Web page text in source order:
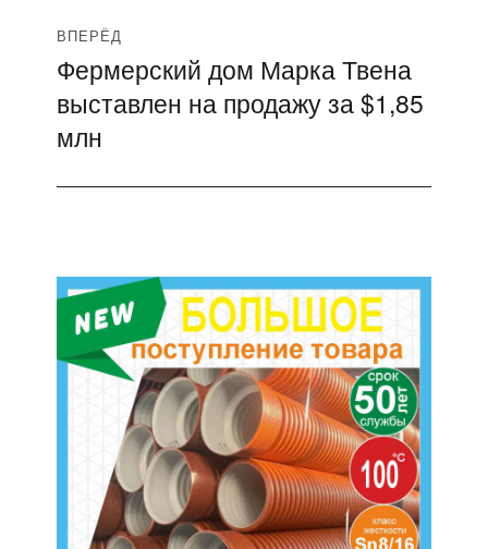
ВПЕРЁД
Следующая
запись:
Фермерский дом Марка Твена
выставлен на продажу за $1,85
млн